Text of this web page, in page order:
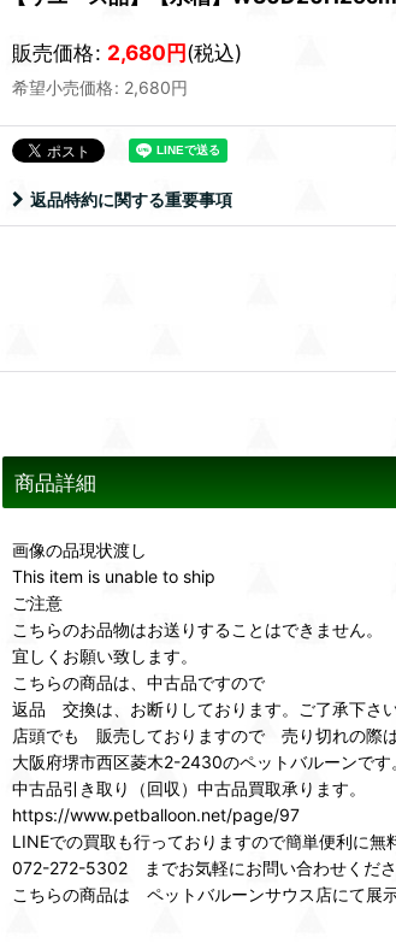
販売価格: 2,680円(税込)
希望小売価格: 2,680円
返品特約に関する重要事項
商品詳細
画像の品現状渡し
This item is unable to ship
ご注意
こちらのお品物はお送りすることはできません。
宜しくお願い致します。
こちらの商品は、中古品ですので
返品 交換は、お断りしております。ご了承下さ
店頭でも 販売しておりますので 売り切れの際
大阪府堺市西区菱木2-2430のペットバルーンです
中古品引き取り（回収）中古品買取承ります。
https://www.petballoon.net/page/97
LINEでの買取も行っておりますので簡単便利に無
072-272-5302 までお気軽にお問い合わせくださ
こちらの商品は ペットバルーンサウス店にて展